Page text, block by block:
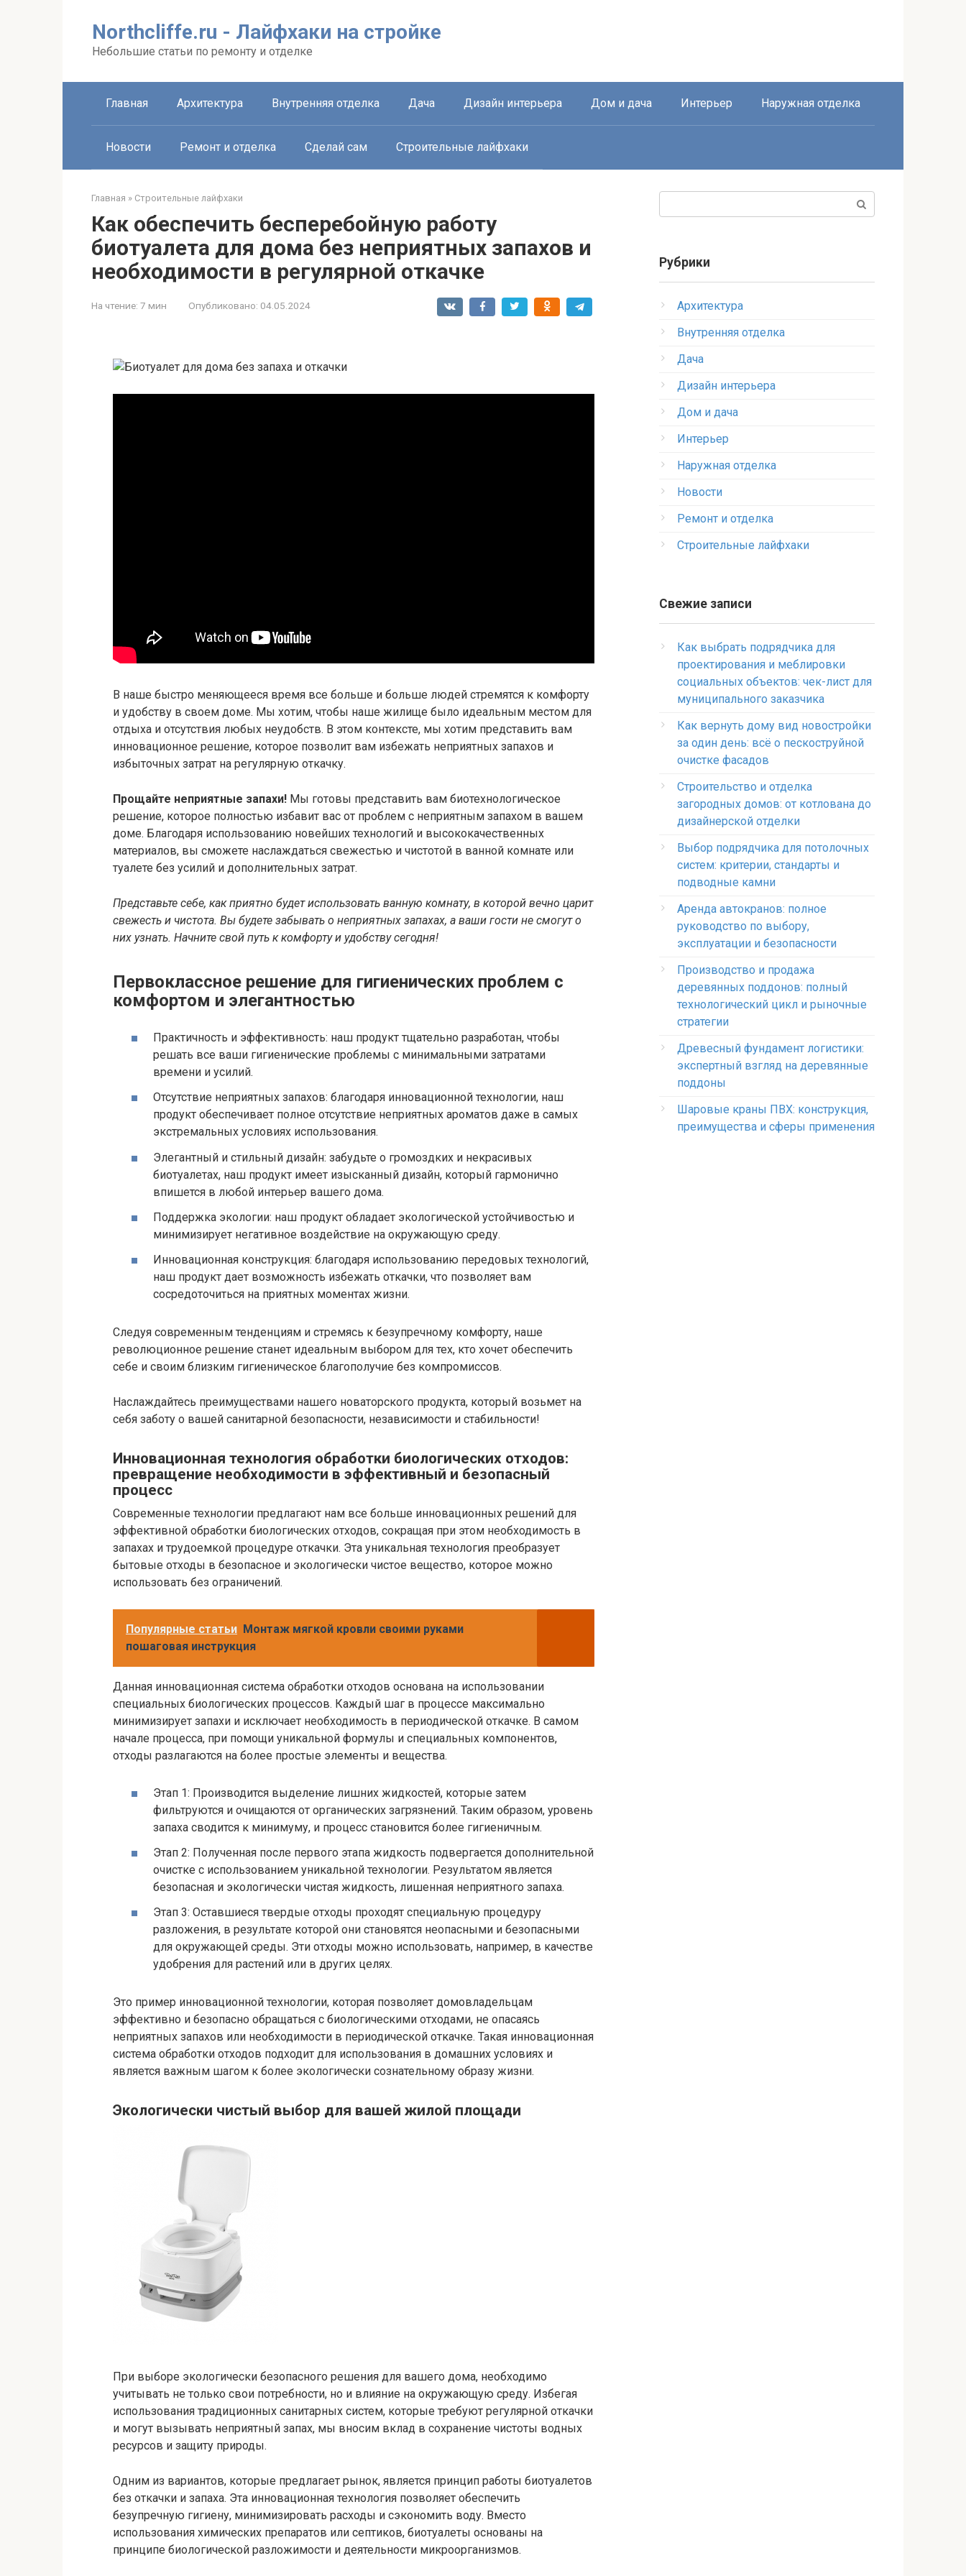
Northcliffe.ru - Лайфхаки на стройке
Небольшие статьи по ремонту и отделке
Главная Архитектура Внутренняя отделка Дача Дизайн интерьера Дом и дача Интерьер Наружная отделка
Новости Ремонт и отделка Сделай сам Строительные лайфхаки
Главная » Строительные лайфхаки
Как обеспечить бесперебойную работу
биотуалета для дома без неприятных запахов и
необходимости в регулярной откачке
На чтение: 7 мин Опубликовано: 04.05.2024
В наше быстро меняющееся время все больше и больше людей стремятся к комфорту
и удобству в своем доме. Мы хотим, чтобы наше жилище было идеальным местом для
отдыха и отсутствия любых неудобств. В этом контексте, мы хотим представить вам
инновационное решение, которое позволит вам избежать неприятных запахов и
избыточных затрат на регулярную откачку.
Прощайте неприятные запахи! Мы готовы представить вам биотехнологическое
решение, которое полностью избавит вас от проблем с неприятным запахом в вашем
доме. Благодаря использованию новейших технологий и высококачественных
материалов, вы сможете наслаждаться свежестью и чистотой в ванной комнате или
туалете без усилий и дополнительных затрат.
Представьте себе, как приятно будет использовать ванную комнату, в которой вечно царит
свежесть и чистота. Вы будете забывать о неприятных запахах, а ваши гости не смогут о
них узнать. Начните свой путь к комфорту и удобству сегодня!
Первоклассное решение для гигиенических проблем с
комфортом и элегантностью
Практичность и эффективность: наш продукт тщательно разработан, чтобы
решать все ваши гигиенические проблемы с минимальными затратами
времени и усилий.
Отсутствие неприятных запахов: благодаря инновационной технологии, наш
продукт обеспечивает полное отсутствие неприятных ароматов даже в самых
экстремальных условиях использования.
Элегантный и стильный дизайн: забудьте о громоздких и некрасивых
биотуалетах, наш продукт имеет изысканный дизайн, который гармонично
впишется в любой интерьер вашего дома.
Поддержка экологии: наш продукт обладает экологической устойчивостью и
минимизирует негативное воздействие на окружающую среду.
Инновационная конструкция: благодаря использованию передовых технологий,
наш продукт дает возможность избежать откачки, что позволяет вам
сосредоточиться на приятных моментах жизни.
Следуя современным тенденциям и стремясь к безупречному комфорту, наше
революционное решение станет идеальным выбором для тех, кто хочет обеспечить
себе и своим близким гигиеническое благополучие без компромиссов.
Наслаждайтесь преимуществами нашего новаторского продукта, который возьмет на
себя заботу о вашей санитарной безопасности, независимости и стабильности!
Инновационная технология обработки биологических отходов:
превращение необходимости в эффективный и безопасный
процесс
Современные технологии предлагают нам все больше инновационных решений для
эффективной обработки биологических отходов, сокращая при этом необходимость в
запахах и трудоемкой процедуре откачки. Эта уникальная технология преобразует
бытовые отходы в безопасное и экологически чистое вещество, которое можно
использовать без ограничений.
Популярные статьи Монтаж мягкой кровли своими руками
пошаговая инструкция
Данная инновационная система обработки отходов основана на использовании
специальных биологических процессов. Каждый шаг в процессе максимально
минимизирует запахи и исключает необходимость в периодической откачке. В самом
начале процесса, при помощи уникальной формулы и специальных компонентов,
отходы разлагаются на более простые элементы и вещества.
Этап 1: Производится выделение лишних жидкостей, которые затем
фильтруются и очищаются от органических загрязнений. Таким образом, уровень
запаха сводится к минимуму, и процесс становится более гигиеничным.
Этап 2: Полученная после первого этапа жидкость подвергается дополнительной
очистке с использованием уникальной технологии. Результатом является
безопасная и экологически чистая жидкость, лишенная неприятного запаха.
Этап 3: Оставшиеся твердые отходы проходят специальную процедуру
разложения, в результате которой они становятся неопасными и безопасными
для окружающей среды. Эти отходы можно использовать, например, в качестве
удобрения для растений или в других целях.
Это пример инновационной технологии, которая позволяет домовладельцам
эффективно и безопасно обращаться с биологическими отходами, не опасаясь
неприятных запахов или необходимости в периодической откачке. Такая инновационная
система обработки отходов подходит для использования в домашних условиях и
является важным шагом к более экологически сознательному образу жизни.
Экологически чистый выбор для вашей жилой площади
При выборе экологически безопасного решения для вашего дома, необходимо
учитывать не только свои потребности, но и влияние на окружающую среду. Избегая
использования традиционных санитарных систем, которые требуют регулярной откачки
и могут вызывать неприятный запах, мы вносим вклад в сохранение чистоты водных
ресурсов и защиту природы.
Одним из вариантов, которые предлагает рынок, является принцип работы биотуалетов
без откачки и запаха. Эта инновационная технология позволяет обеспечить
безупречную гигиену, минимизировать расходы и сэкономить воду. Вместо
использования химических препаратов или септиков, биотуалеты основаны на
принципе биологической разложимости и деятельности микроорганизмов.
Рубрики
Архитектура
Внутренняя отделка
Дача
Дизайн интерьера
Дом и дача
Интерьер
Наружная отделка
Новости
Ремонт и отделка
Строительные лайфхаки
Свежие записи
Как выбрать подрядчика для
проектирования и меблировки
социальных объектов: чек-лист для
муниципального заказчика
Как вернуть дому вид новостройки
за один день: всё о пескоструйной
очистке фасадов
Строительство и отделка
загородных домов: от котлована до
дизайнерской отделки
Выбор подрядчика для потолочных
систем: критерии, стандарты и
подводные камни
Аренда автокранов: полное
руководство по выбору,
эксплуатации и безопасности
Производство и продажа
деревянных поддонов: полный
технологический цикл и рыночные
стратегии
Древесный фундамент логистики:
экспертный взгляд на деревянные
поддоны
Шаровые краны ПВХ: конструкция,
преимущества и сферы применения